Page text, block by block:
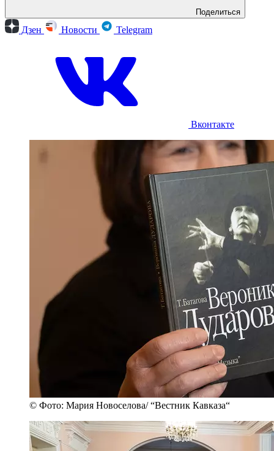
Поделиться
Дзен Новости Telegram
Вконтакте
© Фото: Мария Новоселова/ “Вестник Кавказа“